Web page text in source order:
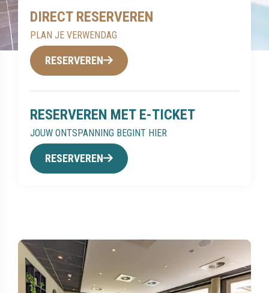
DIRECT RESERVEREN
PLAN JE VERWENDAG
RESERVEREN
RESERVEREN MET E-TICKET
JOUW ONTSPANNING BEGINT HIER
RESERVEREN